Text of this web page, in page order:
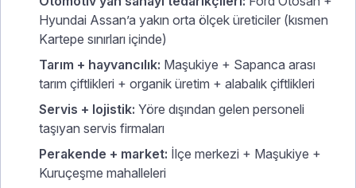
Hyundai Assan’a yakın orta ölçek üreticiler (kısmen
Kartepe sınırları içinde)
Tarım + hayvancılık: Maşukiye + Sapanca arası
tarım çiftlikleri + organik üretim + alabalık çiftlikleri
Servis + lojistik: Yöre dışından gelen personeli
taşıyan servis firmaları
Perakende + market: İlçe merkezi + Maşukiye +
Kuruçeşme mahalleleri